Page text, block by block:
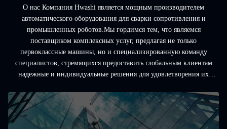
О нас Компания Hwashi является мощным производителем
автоматического оборудования для сварки сопротивления и
промышленных роботов.Мы гордимся тем, что являемся
поставщиком комплексных услуг, предлагая не только
первоклассные машины, но и специализированную команду
специалистов, стремящихся предоставить глобальным клиентам
надежные и индивидуальные решения для удовлетворения их
более чем 40 специалистов, каждый из которых имеет более д...